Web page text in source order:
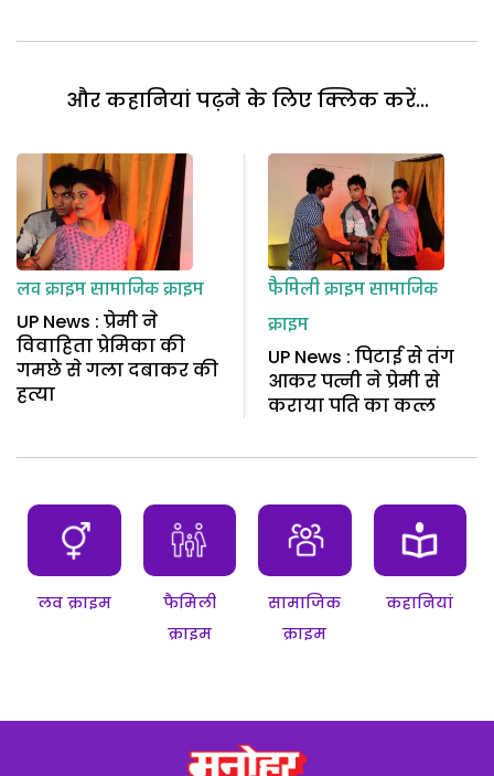
और कहानियां पढ़ने के लिए क्लिक करें...
लव क्राइमसामाजिक क्राइम
UP News : प्रेमी ने
विवाहिता प्रेमिका की
गमछे से गला दबाकर की
हत्या
फैमिली क्राइमसामाजिक
क्राइम
UP News : पिटाई से तंग
आकर पत्नी ने प्रेमी से
कराया पति का कत्ल
लव क्राइम
फैमिली
क्राइम
सामाजिक
क्राइम
कहानियां